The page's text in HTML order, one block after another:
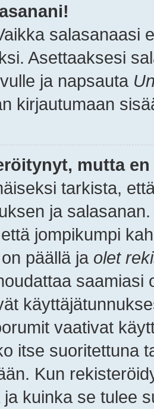
salasanaasi
Asettaaksesi
ja napsauta
kirjautumaan
mutta
tarkista,
ja
jompikumpi
päällä ja olet
saamiasi
vaativat
itse suoritettuna
Kun
kuinka se tulee